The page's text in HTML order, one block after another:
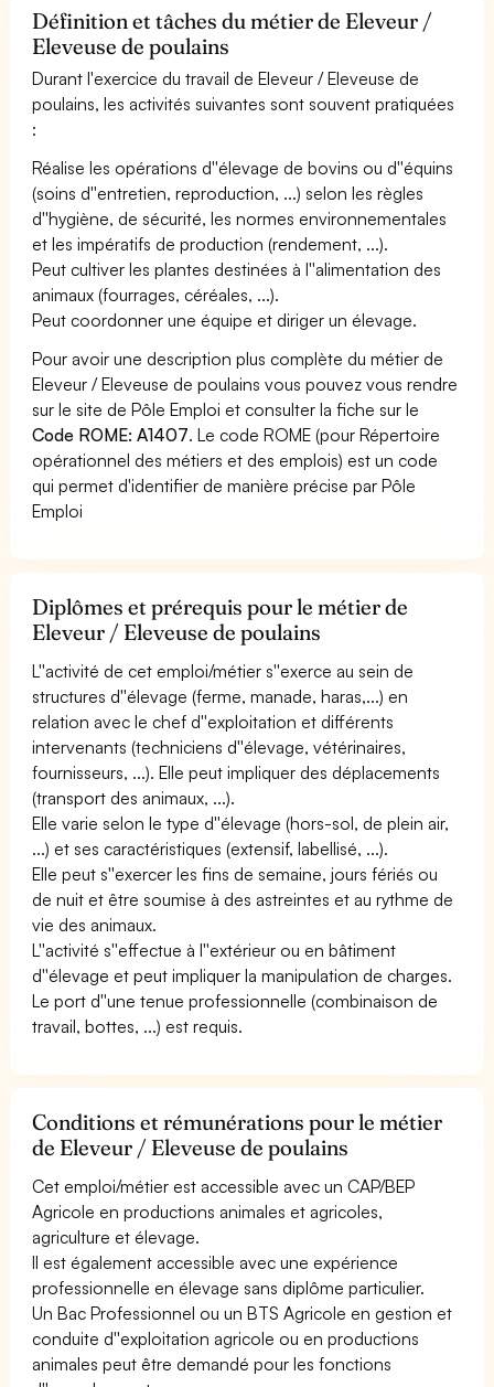
Définition et tâches du métier de Eleveur /
Eleveuse de poulains
Durant l'exercice du travail de Eleveur / Eleveuse de
poulains, les activités suivantes sont souvent pratiquées
:
Réalise les opérations d''élevage de bovins ou d''équins
(soins d''entretien, reproduction, ...) selon les règles
d''hygiène, de sécurité, les normes environnementales
et les impératifs de production (rendement, ...).
Peut cultiver les plantes destinées à l''alimentation des
animaux (fourrages, céréales, ...).
Peut coordonner une équipe et diriger un élevage.
Pour avoir une description plus complète du métier de
Eleveur / Eleveuse de poulains vous pouvez vous rendre
sur le site de Pôle Emploi et consulter la fiche sur le
Code ROME: A1407. Le code ROME (pour Répertoire
opérationnel des métiers et des emplois) est un code
qui permet d'identifier de manière précise par Pôle
Emploi
Diplômes et prérequis pour le métier de
Eleveur / Eleveuse de poulains
L''activité de cet emploi/métier s''exerce au sein de
structures d''élevage (ferme, manade, haras,...) en
relation avec le chef d''exploitation et différents
intervenants (techniciens d''élevage, vétérinaires,
fournisseurs, ...). Elle peut impliquer des déplacements
(transport des animaux, ...).
Elle varie selon le type d''élevage (hors-sol, de plein air,
...) et ses caractéristiques (extensif, labellisé, ...).
Elle peut s''exercer les fins de semaine, jours fériés ou
de nuit et être soumise à des astreintes et au rythme de
vie des animaux.
L''activité s''effectue à l''extérieur ou en bâtiment
d''élevage et peut impliquer la manipulation de charges.
Le port d''une tenue professionnelle (combinaison de
travail, bottes, ...) est requis.
Conditions et rémunérations pour le métier
de Eleveur / Eleveuse de poulains
Cet emploi/métier est accessible avec un CAP/BEP
Agricole en productions animales et agricoles,
agriculture et élevage.
Il est également accessible avec une expérience
professionnelle en élevage sans diplôme particulier.
Un Bac Professionnel ou un BTS Agricole en gestion et
conduite d''exploitation agricole ou en productions
animales peut être demandé pour les fonctions